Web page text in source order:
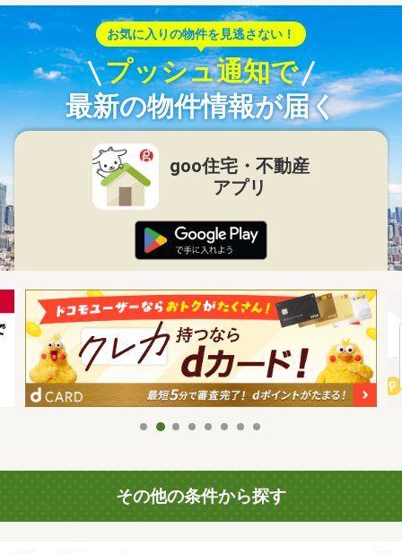
お気に入りの物件を見逃さない！
プッシュ通知で
最新の物件情報が届く
goo住宅・不動産
アプリ
その他の条件から探す